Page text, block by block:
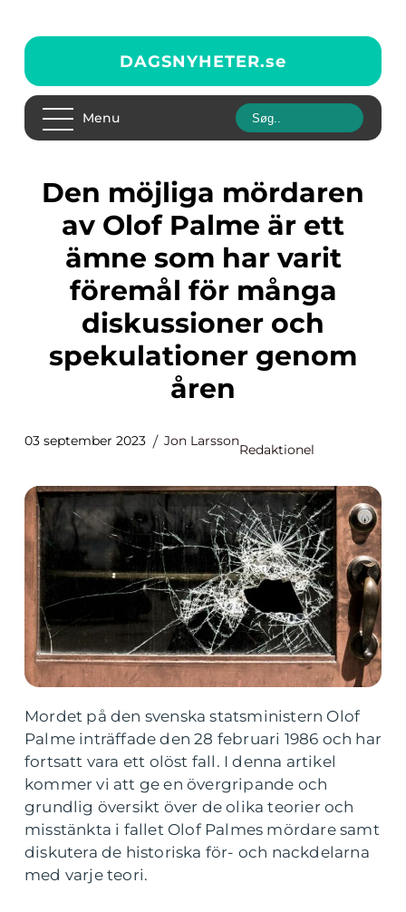
DAGSNYHETER.se
Menu
Den möjliga mördaren
av Olof Palme är ett
ämne som har varit
föremål för många
diskussioner och
spekulationer genom
åren
03 september 2023 Jon Larsson
Redaktionel
Mordet på den svenska statsministern Olof
Palme inträffade den 28 februari 1986 och har
fortsatt vara ett olöst fall. I denna artikel
kommer vi att ge en övergripande och
grundlig översikt över de olika teorier och
misstänkta i fallet Olof Palmes mördare samt
diskutera de historiska för- och nackdelarna
med varje teori.